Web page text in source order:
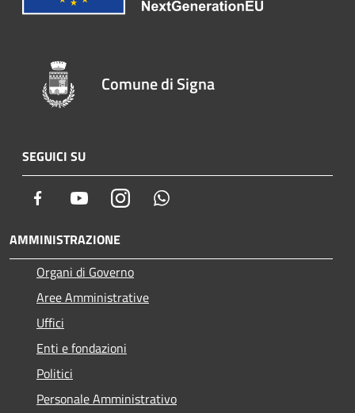
Comune di Signa
SEGUICI SU
Facebook YoutubeInstagram
AMMINISTRAZIONE
Organi di Governo
Aree Amministrative
Uffici
Enti e fondazioni
Politici
Personale Amministrativo